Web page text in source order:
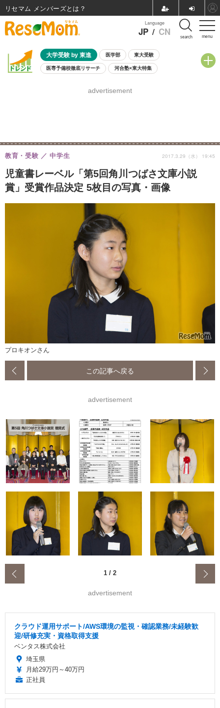
menu
Language
JP / CN search
大学受験 by 東進 医学部 東大受験
医専予備校徹底リサーチ 河合塾×東大特集
8月開催学校説明会・相談会
advertisement
児童書レーベル「第5回角川つばさ文庫小説
賞」受賞作品決定 5枚目の写真・画像
教育・受験 中学生 2017.3.29（水） 19:45
プロキオンさん
この記事へ戻る
advertisement
1 / 2
advertisement
クラウド運用サポート/AWS環境の監視・確認業務/未経験歓
迎/研修充実・資格取得支援
ベンタス株式会社
埼玉県
月給29万円～40万円
正社員
リセマム メンバーズ